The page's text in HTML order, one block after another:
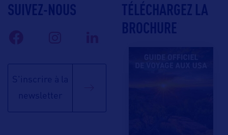
SUIVEZ-NOUS
S'inscrire à la
newsletter
TÉLÉCHARGEZ LA
BROCHURE